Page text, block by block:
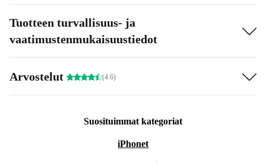
Tuotteen turvallisuus- ja
vaatimustenmukaisuustiedot
Arvostelut (4.6)
Suosituimmat kategoriat
iPhonet